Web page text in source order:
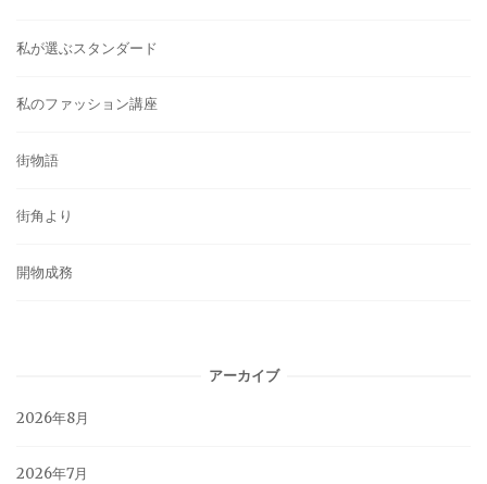
私が選ぶスタンダード
私のファッション講座
街物語
街角より
開物成務
アーカイブ
2026年8月
2026年7月